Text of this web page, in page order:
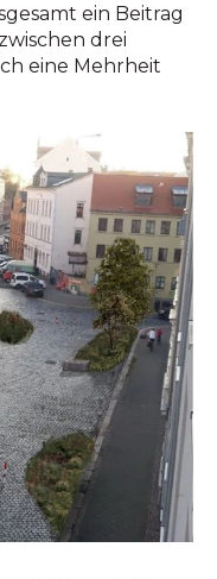
ein Beitrag
drei
eine Mehrheit